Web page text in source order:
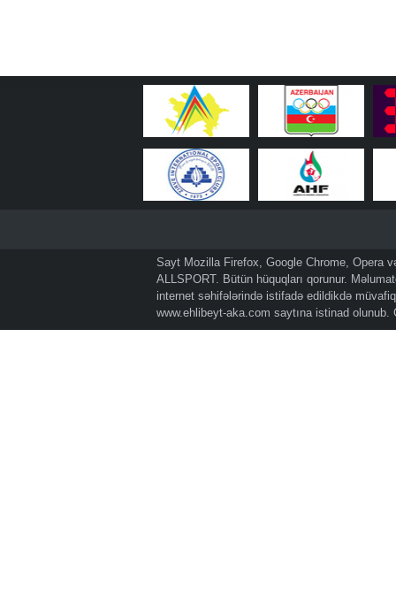
Sayt Mozilla Firefox, Google Chrome, Opera
ALLSPORT. Bütün hüquqları qorunur.
internet səhifələrində istifadə edildikdə
www.ehlibeyt-aka.com saytına istinad olunub.